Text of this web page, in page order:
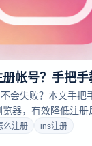
会失败？本文手把
器，有效降低注册
号。
么注册
ins注册